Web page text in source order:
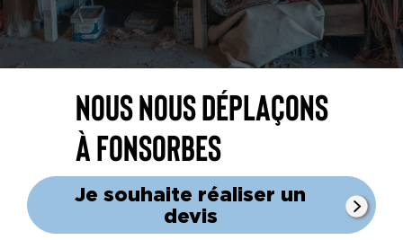
Nous nous déplaçons
à Fonsorbes
Je souhaite réaliser un
devis